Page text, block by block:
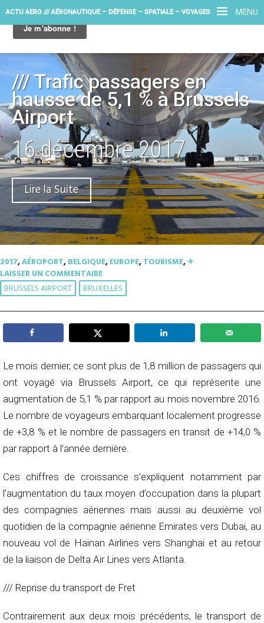
MENU
ACTU AERO /// AÉRONAUTIQUE – DÉFENSE – SPATIALE – VOYAGES
/// Trafic passagers en
hausse de 5,1 % à Brussels
Airport
16 décembre 2017
Lire la Suite
2017,AÉROPORT,BELGIQUE,EUROPE,TOURISME,✈︎
LAISSER UN COMMENTAIRE
BRUSSELS AIRPORT BRUXELLES
Le mois dernier, ce sont plus de 1,8 million de passagers qui
ont voyagé via Brussels Airport, ce qui représente une
augmentation de 5,1 % par rapport au mois novembre 2016.
Le nombre de voyageurs embarquant localement progresse
de +3,8 % et le nombre de passagers en transit de +14,0 %
par rapport à l’année dernière.
Ces chiffres de croissance s’expliquent notamment par
l’augmentation du taux moyen d’occupation dans la plupart
des compagnies aériennes mais aussi au deuxième vol
quotidien de la compagnie aérienne Emirates vers Dubai, au
nouveau vol de Hainan Airlines vers Shanghai et au retour
de la liaison de Delta Air Lines vers Atlanta.
/// Reprise du transport de Fret
Contrairement aux deux mois précédents, le transport de